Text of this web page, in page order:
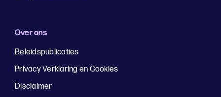
Over ons
Beleidspublicaties
Privacy Verklaring en Cookies
Disclaimer